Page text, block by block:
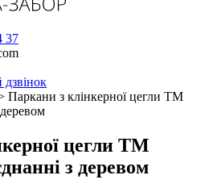
37
Паркани з клінкерної цегли ТМ
цегли ТМ
з деревом